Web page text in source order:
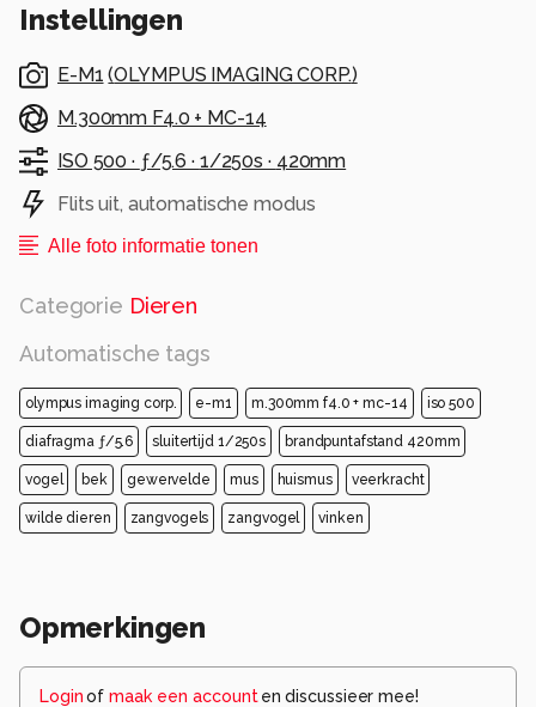
Instellingen
E-M1 (OLYMPUS IMAGING CORP.)
M.300mm F4.0 + MC-14
ISO 500 · ƒ/5.6 · 1/250s · 420mm
Flits uit, automatische modus
Alle foto informatie tonen
Categorie Dieren
Automatische tags
olympus imaging corp. e-m1 m.300mm f4.0 + mc-14 iso 500
diafragma ƒ/5.6 sluitertijd 1/250s brandpuntafstand 420mm
vogel bek gewervelde mus huismus veerkracht
wilde dieren zangvogels zangvogel vinken
Opmerkingen
Loginof maak een account en discussieer mee!